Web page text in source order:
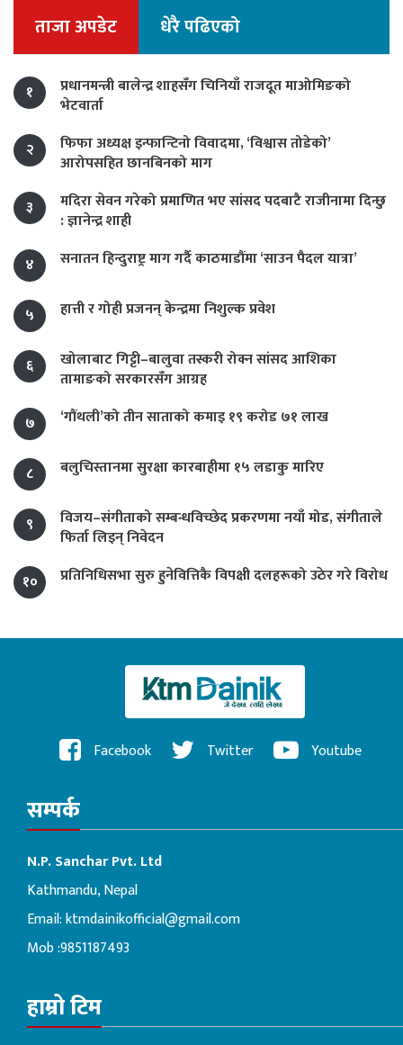
ताजा अपडेट धेरै पढिएको
१
प्रधानमन्त्री बालेन्द्र शाहसँग चिनियाँ राजदूत माओमिङको
भेटवार्ता
२
फिफा अध्यक्ष इन्फान्टिनो विवादमा, ‘विश्वास तोडेको’
आरोपसहित छानबिनको माग
३
मदिरा सेवन गरेको प्रमाणित भए सांसद पदबाटै राजीनामा दिन्छु
: ज्ञानेन्द्र शाही
४
सनातन हिन्दुराष्ट्र माग गर्दै काठमाडौंमा ‘साउन पैदल यात्रा’
५ हात्ती र गोही प्रजनन् केन्द्रमा निशुल्क प्रवेश
६
खोलाबाट गिट्टी–बालुवा तस्करी रोक्न सांसद आशिका
तामाङको सरकारसँग आग्रह
७
‘गौंथली’को तीन साताको कमाइ १९ करोड ७१ लाख
८ बलुचिस्तानमा सुरक्षा कारबाहीमा १५ लडाकु मारिए
९
विजय–संगीताको सम्बन्धविच्छेद प्रकरणमा नयाँ मोड, संगीता‍ले
फिर्ता लिइन् निवेदन
१०
प्रतिनिधिसभा सुरु हुनेवित्तिकै विपक्षी दलहरूको उठेर गरे विरोध
Facebook Twitter Youtube
सम्पर्क
N.P. Sanchar Pvt. Ltd
Kathmandu, Nepal
Email:ktmdainikofficial@gmail.com
Mob :9851187493
हाम्रो टिम